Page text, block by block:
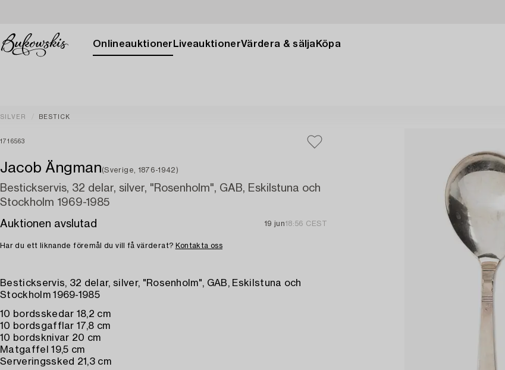
Onlineauktioner LiveauktionerVärdera & sälja Köpa
SILVER BESTICK
1716563
Jacob Ängman(Sverige, 1876-1942)
Bestickservis, 32 delar, silver, "Rosenholm", GAB, Eskilstuna och
Stockholm 1969-1985
Auktionen avslutad
19 jun18:56 CEST
Har du ett liknande föremål du vill få värderat? Kontakta oss
Bestickservis, 32 delar, silver, "Rosenholm", GAB, Eskilstuna och
Stockholm 1969-1985
10 bordsskedar 18,2 cm
10 bordsgafflar 17,8 cm
10 bordsknivar 20 cm
Matgaffel 19,5 cm
Serveringssked 21,3 cm